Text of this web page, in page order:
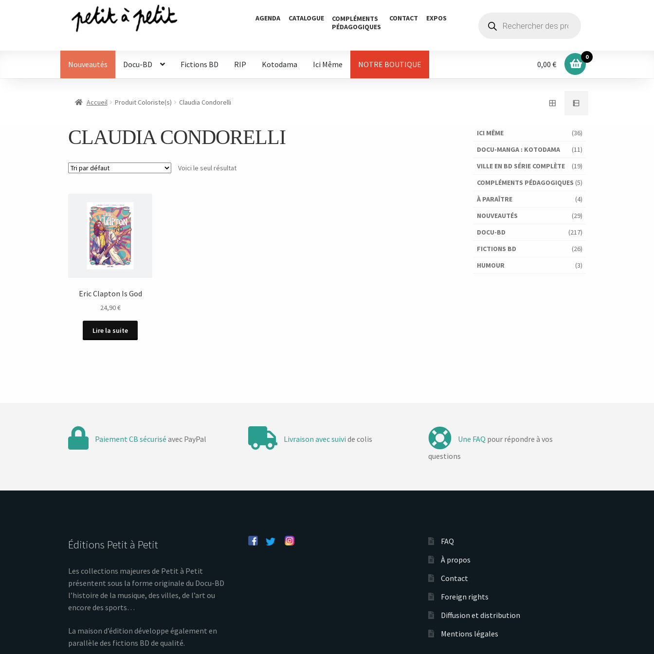
Aller
navigation
Aller
AGENDA CATALOGUE
COMPLÉMENTS
PÉDAGOGIQUES
CONTACT EXPOS
produits
Nouveautés Docu-BD Fictions BD RIP Kotodama Ici Même NOTRE BOUTIQUE 0,00 €
0
Accueil Produit Coloriste(s) Claudia Condorelli
CLAUDIA CONDORELLI
Voici le seul résultat
Eric Clapton Is God
24,90€
Lire la suite
ICI MÊME
(36)
DOCU-MANGA : KOTODAMA
(11)
VILLE EN BD SÉRIE COMPLÈTE
(19)
COMPLÉMENTS PÉDAGOGIQUES (5)
À PARAÎTRE
(4)
NOUVEAUTÉS
(29)
DOCU-BD
(217)
FICTIONS BD
(26)
HUMOUR
(3)
Paiement CB sécurisé avec PayPal Livraison avec suivi de colis Une FAQ pour répondre à vos
questions
Éditions Petit à Petit
Les collections majeures de Petit à Petit
présentent sous la forme originale du Docu-BD
l’histoire de la musique, des villes, de l’art ou
encore des sports…
La maison d’édition développe également en
parallèle des fictions BD de qualité.
FAQ
À propos
Contact
Foreign rights
Diffusion et distribution
Mentions légales